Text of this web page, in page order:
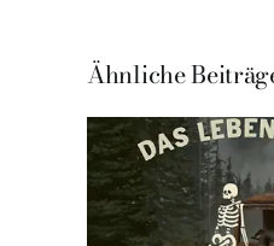
Ähnliche